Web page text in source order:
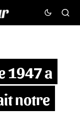
1947 a
notre